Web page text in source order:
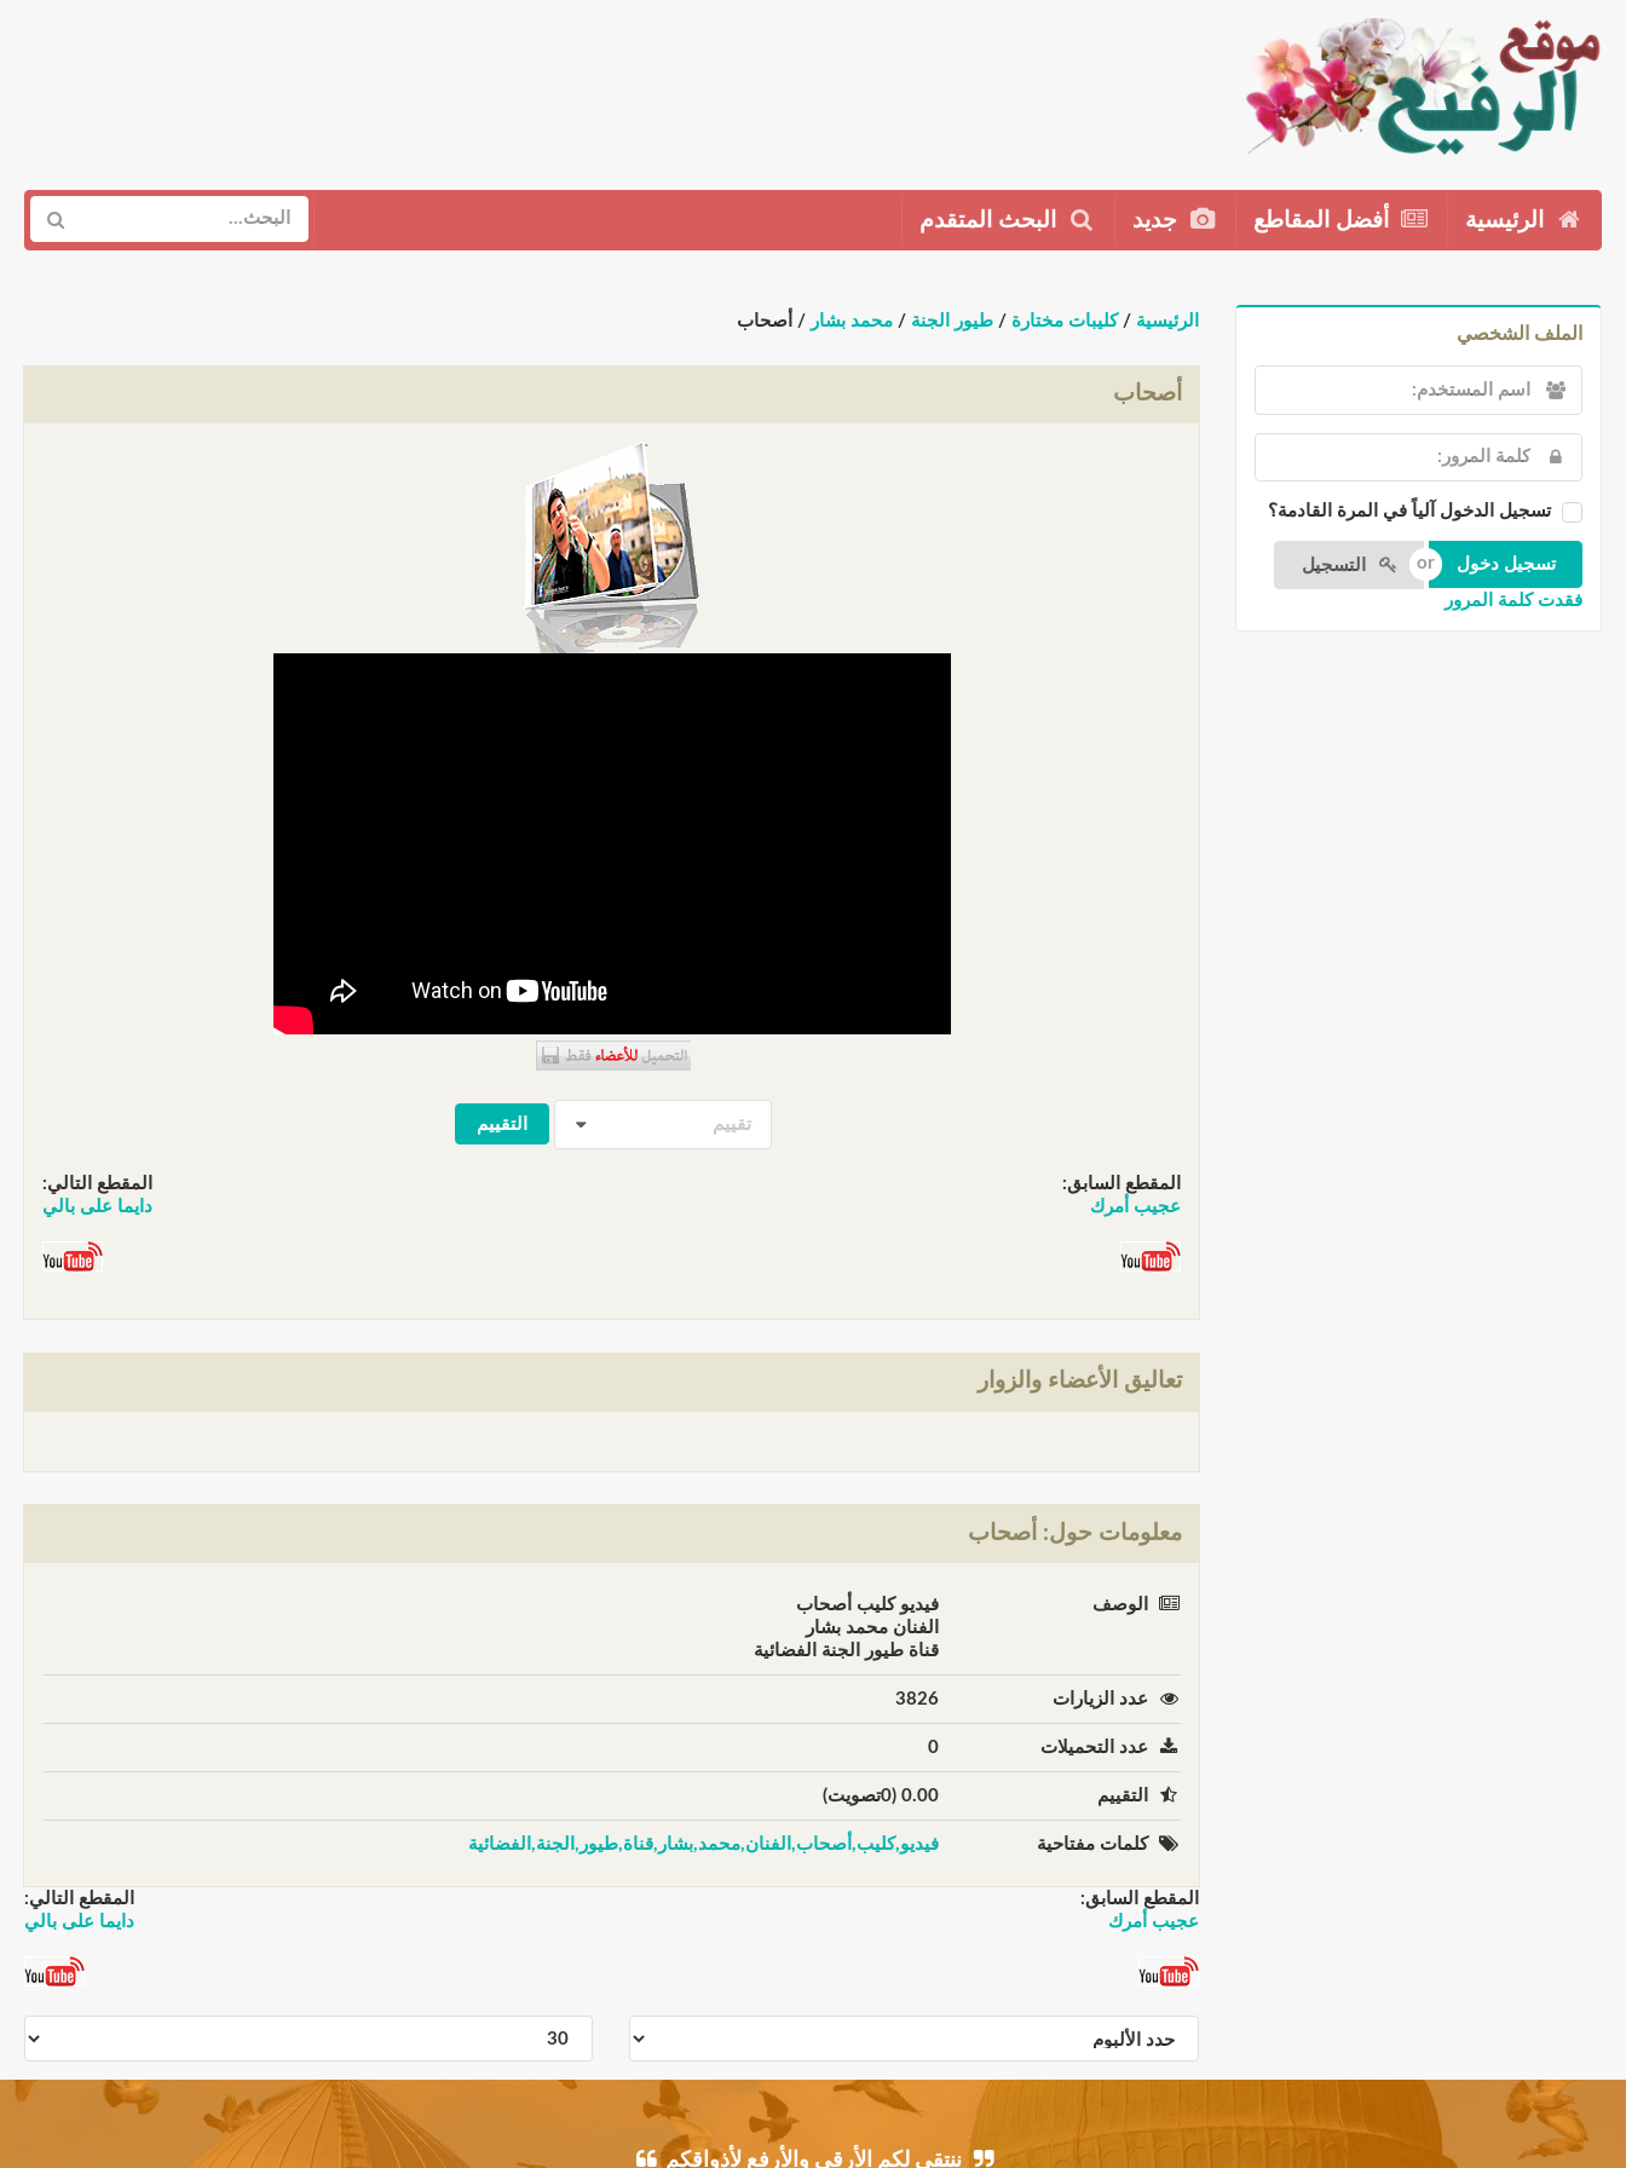
الرئيسية أفضل المقاطع جديد البحث المتقدم
الملف الشخصي
تسجيل الدخول آلياً في المرة القادمة؟
التسجيل
فقدت كلمة المرور
الرئيسية /كليبات مختارة /طيور الجنة /محمد بشار / أصحاب
أصحاب
تقييم
المقطع السابق:
عجيب أمرك
المقطع التالي:
دايما على بالي
تعاليق الأعضاء والزوار
معلومات حول: أصحاب
الوصف
فيديو كليب أصحاب
الفنان محمد بشار
قناة طيور الجنة الفضائية
عدد الزيارات 3826
عدد التحميلات 0
التقييم 0.00 (0تصويت)
كلمات مفتاحية فيديو,كليب,أصحاب,الفنان,محمد,بشار,قناة,طيور,الجنة,الفضائية
المقطع السابق:
عجيب أمرك
المقطع التالي:
دايما على بالي
ننتقي لكم الأرقى والأرفع لأذواقكم